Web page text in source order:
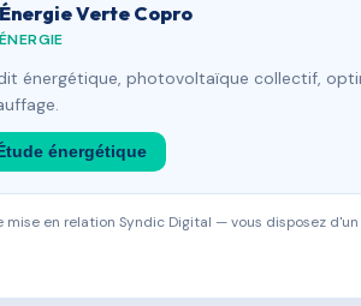
Énergie Verte Copro
ÉNERGIE
énergétique, photovoltaïque collectif,
Étude énergétique
en relation Syndic Digital — vous disposez